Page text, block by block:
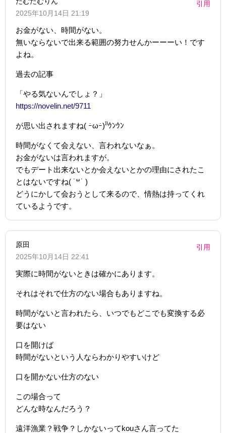
2025年10月14日 21:19
引用
お金がない、時間がない。
無いならないで出来る範囲の努力せんかーーーい！です
よね。
過去の記事
「やる気ないんでしょ？」
https://novelin.net/9711
が思い出されますね( ｰ̀ωｰ́)⁾⁾ｳﾝｳﾝ
時間がなくて会えない、言われないなぁ。
お金がないは言われますが。
でもデート出来ないとか会えないとかの理由にされたこ
とはないですね( ˙꒳​˙ )
どうにかして会おうとして来るので、情熱は持ってくれ
ているようです。
原田
2025年10月14日 22:41
引用
実際に時間がないときは確かにあります。
それはそれで仕方のない場合もありますね。
時間がないと言われたら、いつでもどこでも変換する必
要はない
口を開けば
時間がないという人ならわかりやすいけど
口を開かない仕方のない
この場合って
どんな時なんだろう？
遠洋漁業？戦争？しかないってkouさん言ってた